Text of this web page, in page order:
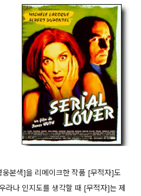
본색]을 리메이크한 작품 [무적자]도
라나 인지도를 생각할 때 [무적자]는 제